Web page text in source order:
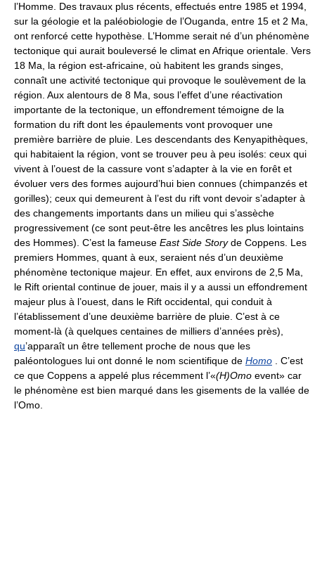
l’Homme. Des travaux plus récents, effectués entre 1985 et 1994,
sur la géologie et la paléobiologie de l’Ouganda, entre 15 et 2 Ma,
ont renforcé cette hypothèse. L’Homme serait né d’un phénomène
tectonique qui aurait bouleversé le climat en Afrique orientale. Vers
18 Ma, la région est-africaine, où habitent les grands singes,
connaît une activité tectonique qui provoque le soulèvement de la
région. Aux alentours de 8 Ma, sous l’effet d’une réactivation
importante de la tectonique, un effondrement témoigne de la
formation du rift dont les épaulements vont provoquer une
première barrière de pluie. Les descendants des Kenyapithèques,
qui habitaient la région, vont se trouver peu à peu isolés: ceux qui
vivent à l’ouest de la cassure vont s’adapter à la vie en forêt et
évoluer vers des formes aujourd’hui bien connues (chimpanzés et
gorilles); ceux qui demeurent à l’est du rift vont devoir s’adapter à
des changements importants dans un milieu qui s’assèche
progressivement (ce sont peut-être les ancêtres les plus lointains
des Hommes). C’est la fameuse East Side Storyde Coppens. Les
premiers Hommes, quant à eux, seraient nés d’un deuxième
phénomène tectonique majeur. En effet, aux environs de 2,5 Ma,
le Rift oriental continue de jouer, mais il y a aussi un effondrement
majeur plus à l’ouest, dans le Rift occidental, qui conduit à
l’établissement d’une deuxième barrière de pluie. C’est à ce
moment-là (à quelques centaines de milliers d’années près),
qu’apparaît un être tellement proche de nous que les
paléontologues lui ont donné le nom scientifique de Homo . C’est
ce que Coppens a appelé plus récemment l’«(H)Omo event» car
le phénomène est bien marqué dans les gisements de la vallée de
l’Omo.